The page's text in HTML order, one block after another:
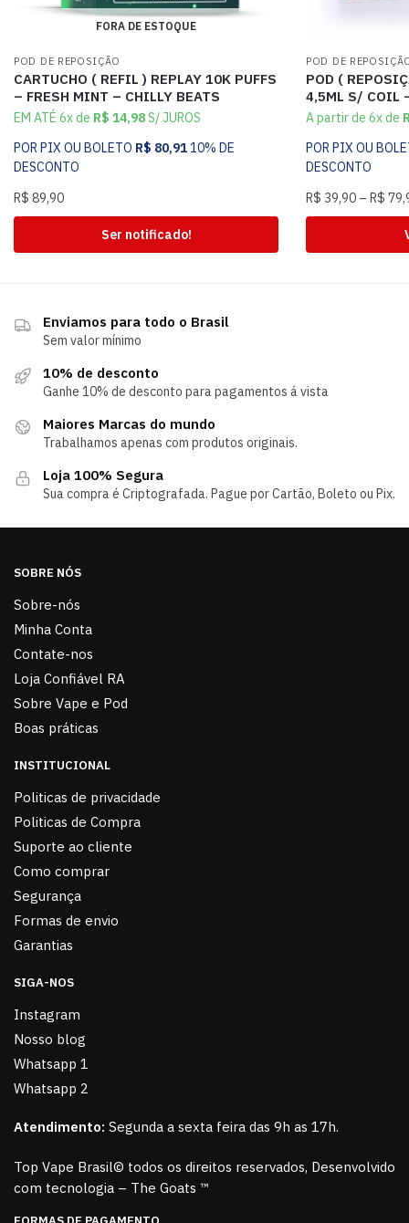
FORA DE ESTOQUE
POD DE REPOSIÇÃO
CARTUCHO ( REFIL ) REPLAY 10K PUFFS
– FRESH MINT – CHILLY BEATS
EM ATÉ 6x de R$ 14,98S/ JUROS
POR PIX OU BOLETO R$ 80,9110% DE
DESCONTO
R$ 89,90
Ser notificado!
POD DE
POD (
4,5ML S/ COIL
A partir de 6x de
POR PIX OU
DESCONTO
R$ 39,90 – R$
Enviamos para todo o Brasil
Sem valor mínimo
10% de desconto
Ganhe 10% de desconto para pagamentos á vista
Maiores Marcas do mundo
Trabalhamos apenas com produtos originais.
Loja 100% Segura
Sua compra é Criptografada. Pague por Cartão, Boleto ou Pix.
SOBRE NÓS
Sobre-nós
Minha Conta
Contate-nos
Loja Confiável RA
Sobre Vape e Pod
Boas práticas
INSTITUCIONAL
Politicas de privacidade
Politicas de Compra
Suporte ao cliente
Como comprar
Segurança
Formas de envio
Garantias
SIGA-NOS
Instagram
Nosso blog
Whatsapp 1
Whatsapp 2
Atendimento: Segunda a sexta feira das 9h as 17h.
Top Vape Brasil© todos os direitos reservados, Desenvolvido
com tecnologia – The Goats ™